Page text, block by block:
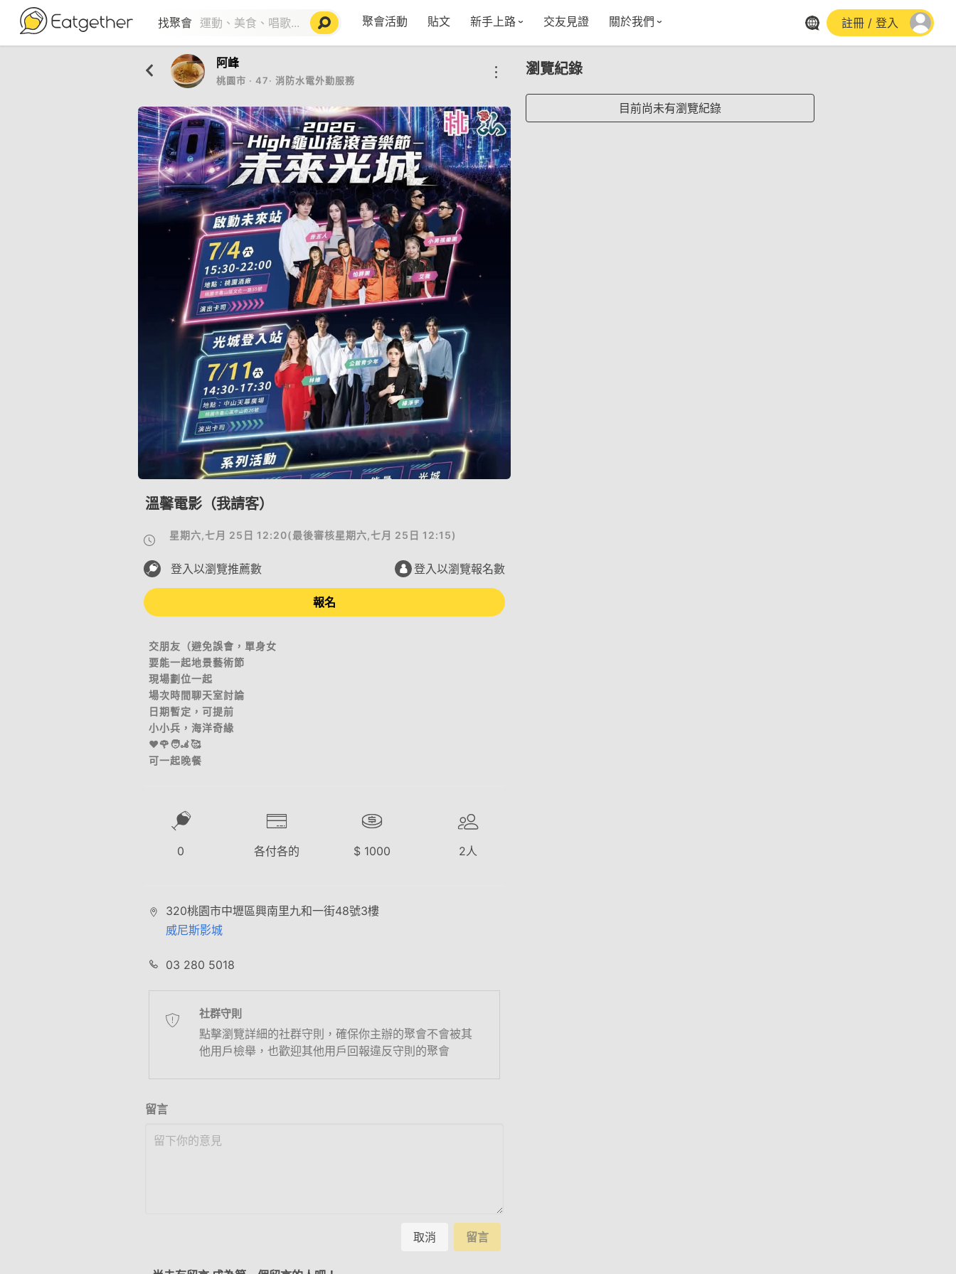
找聚會 聚會活動 貼文 新手上路
五大功能
VIP獨享
使用者指南
如何報名/舉辦聚會
常見Q&A
聚會主題推薦
節日特輯企劃
交友見證 關於我們
instagram
註冊 / 登入
阿峰
桃園市 ‧ 47‧ 消防水電外勤服務
溫馨電影（我請客）
星期六,七月 25日 12:20(最後審核星期六,七月 25日 12:15)
登入以瀏覽推薦數 登入以瀏覽報名數
報名
交朋友（避免誤會，單身女
要能一起地景藝術節
現場劃位一起
場次時間聊天室討論
日期暫定，可提前
小小兵，海洋奇緣
♥️🌹🧑‍🦼🥰
可一起晚餐
0 各付各的 $ 1000 2人
320桃園市中壢區興南里九和一街48號3樓
威尼斯影城
03 280 5018
社群守則
點擊瀏覽詳細的社群守則，確保你主辦的聚會不會被其
他用戶檢舉，也歡迎其他用戶回報違反守則的聚會
留言
取消 留言
瀏覽紀錄
目前尚未有瀏覽紀錄